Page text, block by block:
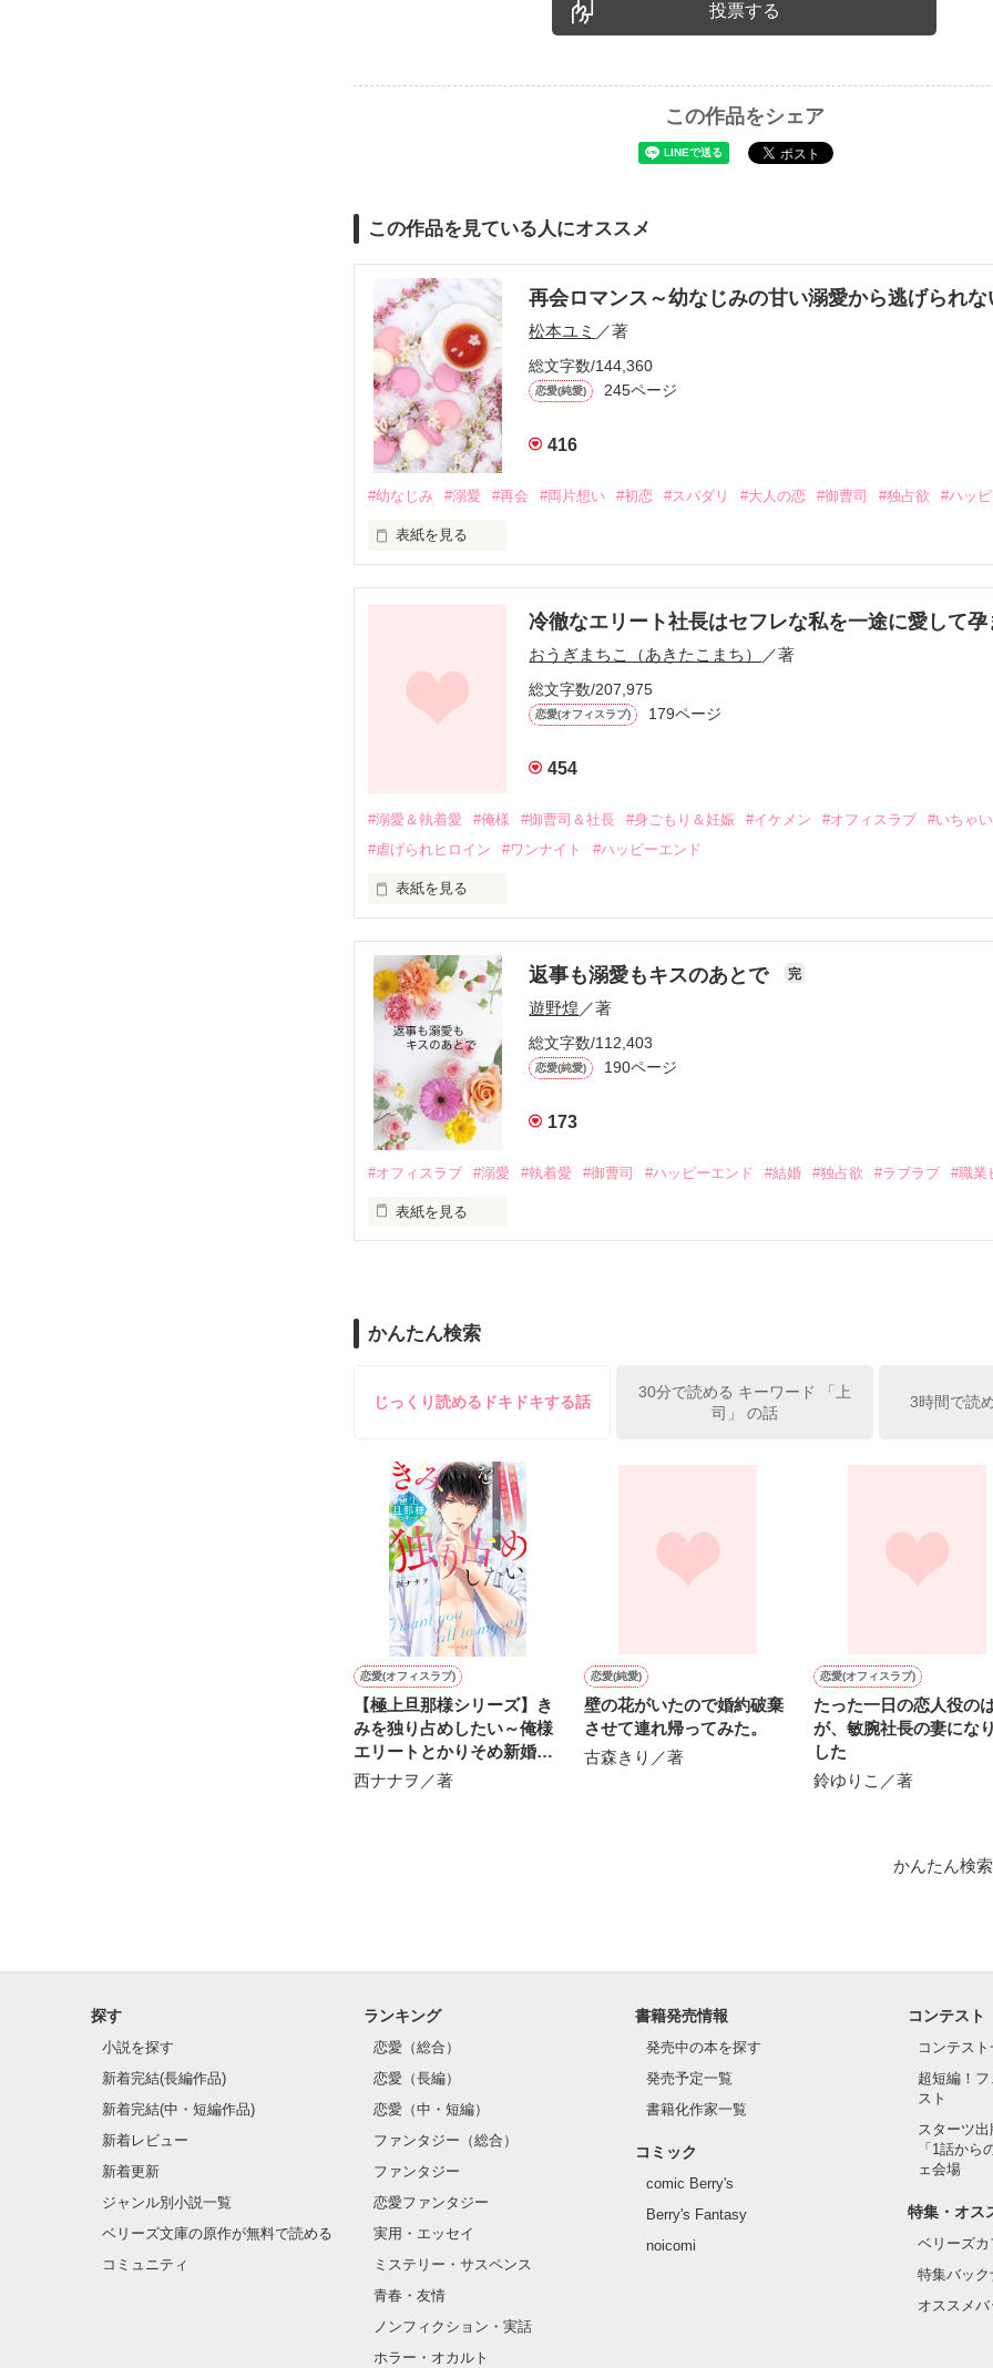
投票する
この作品をシェア
この作品を見ている人にオススメ
再会ロマンス～幼なじみの甘い溺愛から逃げられな
松本ユミ ／著
総文字数/144,360
恋愛(純愛) 245ページ
416
#幼なじみ #溺愛 #再会 #両片想い #初恋 #スパダリ #大人の恋 #御曹司 #独占欲 #ハッ
表紙を見る
しかし、ある出来事をきっかけに二人の関係は壊れてしまう。
関係修復もできないまま、美桜は両親の離婚によって
引っ越すことになり、哲平とも離れ離れになった。
そして、ひょんなことから
酔った勢いで一夜を共にしてしまった。
さらに、美桜が初めてだと知った哲平は
甘やかしてくる。
そんなある日、哲平は美桜がストーカー被害に
遭っていることを知る。
美桜を守るため、哲平は同居を提案してきて――。
夏木美桜(なつきみお)
✕
鳴海哲平 (なるみてっぺい)
止まっていたはずの二人の時間が、再び動き出す。
冷徹なエリート社長はセフレな私を一途に愛して孕
おうぎまちこ（あきたこまち） ／著
総文字数/207,975
恋愛(オフィスラブ) 179ページ
454
#溺愛＆執着愛 #俺様 #御曹司＆社長 #身ごもり＆妊娠 #イケメン #オフィスラブ
#いちゃ
#虐げられヒロイン
#ワンナイト #ハッピーエンド
表紙を見る
帰国後、美桜は新しい職場でワンナイトした美青年と再会。なんと彼の正体は、とあ
も関わらず、一族を離れて起業した新進気鋭の実業家、社内でも冷徹だと評判な社長
人だったのだ――！
なぜか恭司から飼い猫の世話係を命じられた美桜は、猫の世話を口実にしばしば呼び
返事も溺愛もキスのあとで 完
遊野煌 ／著
総文字数/112,403
恋愛(純愛) 190ページ
173
#オフィスラブ #溺愛 #執着愛 #御曹司 #ハッピーエンド #結婚 #独占欲 #ラブラブ #職業
表紙を見る
雪瀬鷹哉（29）が『──俺と結婚してくれないか』といきなりプロポーズをしてきた上
鷹哉『宜しくな、俺の雛子』🦅
シゴデキで冷徹な上司が見せる素顔は、なぜか想像以上に甘くて……🐥💓🦅
※表紙も作中使用の画像も全てフリー素材です。
※執筆期間2026.6.3〜7.20完結です。
※他サイトさんにて恋愛トレンド1位でした〜良かったら読んで頂けると嬉しいです。
かんたん検索
じっくり読めるドキドキする話
30分で読める キーワード 「上
司」 の話
3時間で読
恋愛(オフィスラブ)
【極上旦那様シリーズ】き
みを独り占めしたい～俺様
エリートとかりそめ新婚生
活～
西ナナヲ／著
恋愛(純愛)
壁の花がいたので婚約破棄
させて連れ帰ってみた。
古森きり／著
恋愛(オフィスラブ)
たった一日の恋人役の
が、敏腕社長の妻にな
した
鈴ゆりこ／著
かんたん検
探す
小説を探す
新着完結(長編作品)
新着完結(中・短編作品)
新着レビュー
新着更新
ジャンル別小説一覧
ベリーズ文庫の原作が無料で読める
コミュニティ
ランキング
恋愛（総合）
恋愛（長編）
恋愛（中・短編）
ファンタジー（総合）
ファンタジー
恋愛ファンタジー
実用・エッセイ
ミステリー・サスペンス
青春・友情
ノンフィクション・実話
ホラー・オカルト
書籍発売情報
発売中の本を探す
発売予定一覧
書籍化作家一覧
コミック
comic Berry's
Berry's Fantasy
noicomi
コンテスト
コンテスト
超短編！
スト
スターツ
「1話から
ェ会場
特集・オス
ベリーズ
特集バック
オススメ